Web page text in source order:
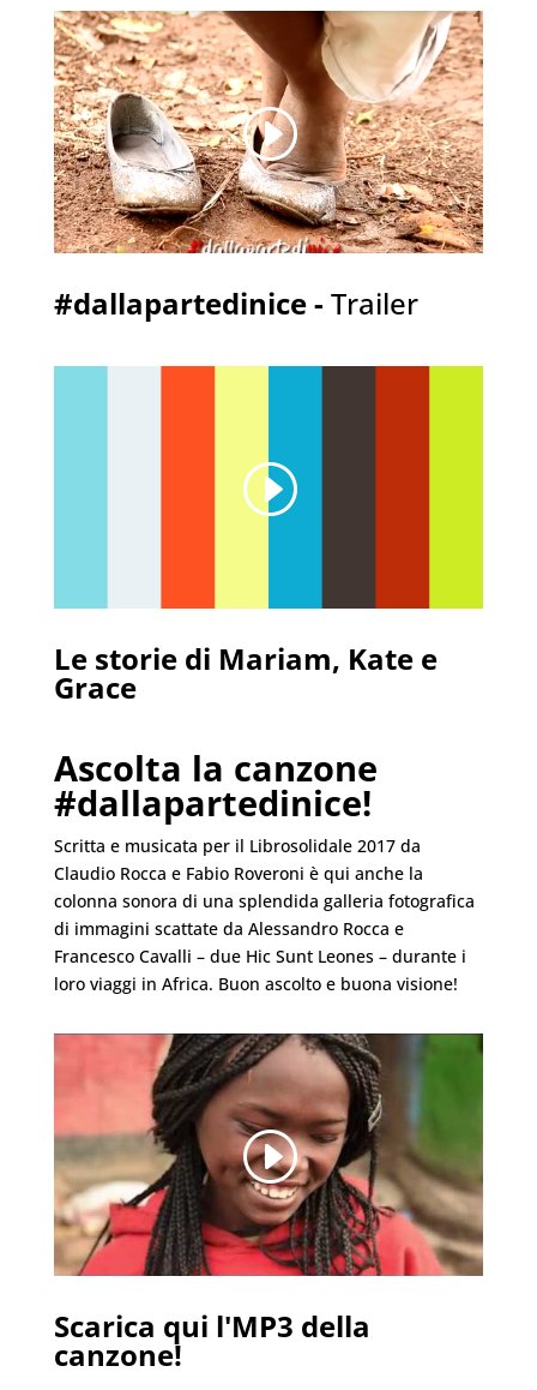
#dallapartedinice - Trailer
Le storie di Mariam, Kate e
Grace
Ascolta la canzone
#dallapartedinice!
Scritta e musicata per il Librosolidale 2017 da
Claudio Rocca e Fabio Roveroni è qui anche la
colonna sonora di una splendida galleria fotografica
di immagini scattate da Alessandro Rocca e
Francesco Cavalli – due Hic Sunt Leones – durante i
loro viaggi in Africa. Buon ascolto e buona visione!
Scarica qui l'MP3 della
canzone!